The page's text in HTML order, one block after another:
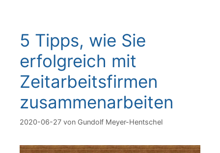
5 Tipps, wie Sie
erfolgreich mit
Zeitarbeitsfirmen
zusammenarbeiten
2020-06-27 von Gundolf Meyer-Hentschel